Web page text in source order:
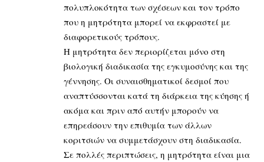
πολυπλοκότητα των σχέσεων και τον τρόπο
που η μητρότητα μπορεί να εκφραστεί με
διαφορετικούς τρόπους.
Η μητρότητα δεν περιορίζεται μόνο στη
βιολογική διαδικασία της εγκυμοσύνης και της
γέννησης. Οι συναισθηματικοί δεσμοί που
αναπτύσσονται κατά τη διάρκεια της κύησης ή
ακόμα και πριν από αυτήν μπορούν να
επηρεάσουν την επιθυμία των άλλων
κοριτσιών να συμμετάσχουν στη διαδικασία.
Σε πολλές περιπτώσεις, η μητρότητα είναι μια